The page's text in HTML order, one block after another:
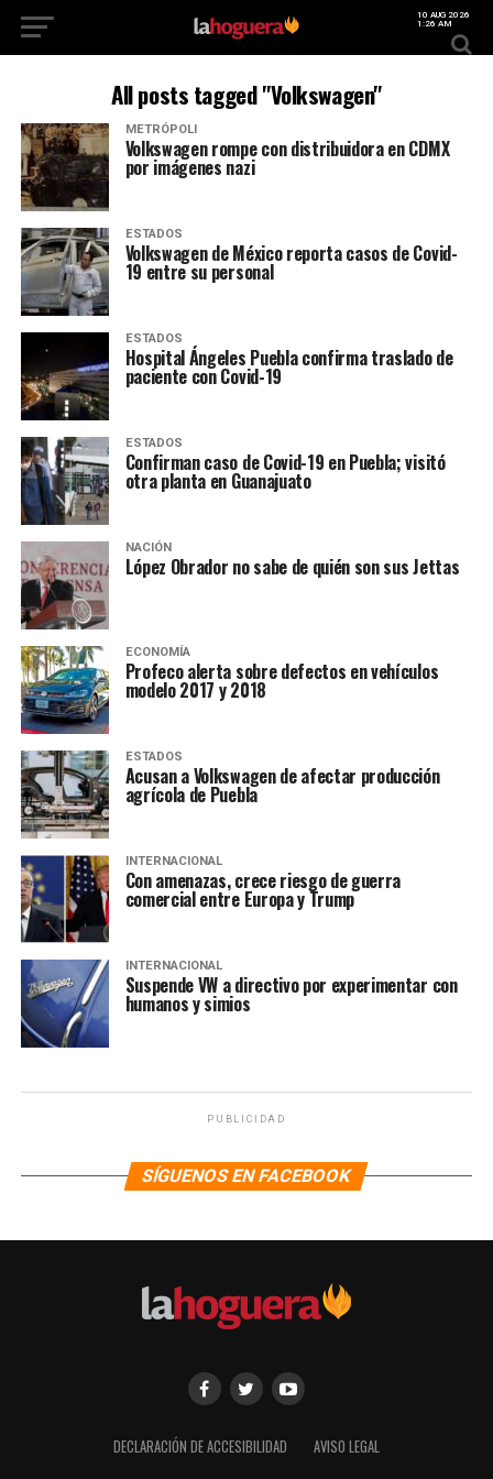
10 AUG 2026
1:26 AM
All posts tagged "Volkswagen"
METRÓPOLI
Volkswagen rompe con distribuidora en CDMX
por imágenes nazi
ESTADOS
Volkswagen de México reporta casos de Covid-
19 entre su personal
ESTADOS
Hospital Ángeles Puebla confirma traslado de
paciente con Covid-19
ESTADOS
Confirman caso de Covid-19 en Puebla; visitó
otra planta en Guanajuato
NACIÓN
López Obrador no sabe de quién son sus Jettas
ECONOMÍA
Profeco alerta sobre defectos en vehículos
modelo 2017 y 2018
ESTADOS
Acusan a Volkswagen de afectar producción
agrícola de Puebla
INTERNACIONAL
Con amenazas, crece riesgo de guerra
comercial entre Europa y Trump
INTERNACIONAL
Suspende VW a directivo por experimentar con
humanos y simios
PUBLICIDAD
SÍGUENOS EN FACEBOOK
DECLARACIÓN DE ACCESIBILIDAD AVISO LEGAL